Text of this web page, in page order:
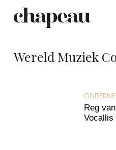
Wereld Muziek
Reg
Vocallis